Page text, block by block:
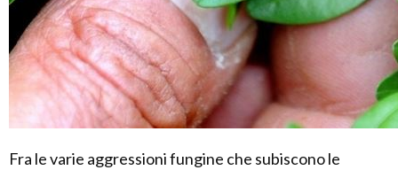
Fra le varie aggressioni fungine che subiscono le